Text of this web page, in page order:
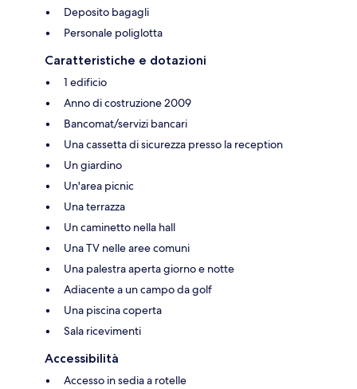
Deposito bagagli
Personale poliglotta
Caratteristiche e dotazioni
1 edificio
Anno di costruzione 2009
Bancomat/servizi bancari
Una cassetta di sicurezza presso la reception
Un giardino
Un'area picnic
Una terrazza
Un caminetto nella hall
Una TV nelle aree comuni
Una palestra aperta giorno e notte
Adiacente a un campo da golf
Una piscina coperta
Sala ricevimenti
Accessibilità
Accesso in sedia a rotelle